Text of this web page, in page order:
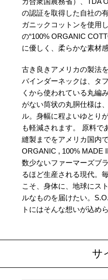
の認証を取得した自社の
ガニックコットンを使用
の“100% ORGANIC
に優しく、柔らかな素材
古き良きアメリカの製法
バインダーネックは、タ
くから使われている丸編
がない筒状の丸胴仕様は
ル。身幅に程よいゆとり
も軽減されます。
原料で
縫製までをアメリカ国内
ORGANIC , 100% MADE
数少ないファーマーズブラ
るほど生産される現代。
こそ、身体に、地球にス
ルなものを届けたい。
トにはそんな想いが込め
サ